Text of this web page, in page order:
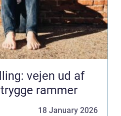
vejen ud af
rammer
18 January 2026